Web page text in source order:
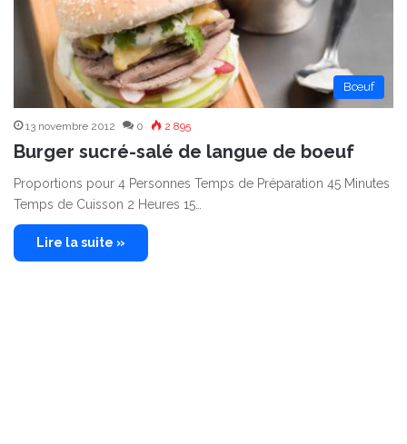
Bœuf
13 novembre 2012 0 2 895
Burger sucré-salé de langue de boeuf
Proportions pour 4 Personnes Temps de Préparation 45 Minutes
Temps de Cuisson 2 Heures 15…
Lire la suite »